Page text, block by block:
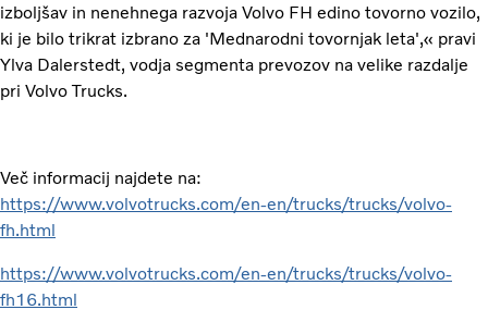
izboljšav in nenehnega razvoja Volvo FH edino tovorno vozilo,
ki je bilo trikrat izbrano za 'Mednarodni tovornjak leta',« pravi
Ylva Dalerstedt, vodja segmenta prevozov na velike razdalje
pri Volvo Trucks.
Več informacij najdete na:
https://www.volvotrucks.com/en-en/trucks/trucks/volvo-
fh.html
https://www.volvotrucks.com/en-en/trucks/trucks/volvo-
fh16.html